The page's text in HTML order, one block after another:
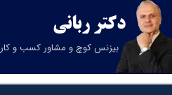
دکتر ربانی
بیزنس کوچ و مشاور کسب و کار
حساب کاربری من
تغییر گذر واژه